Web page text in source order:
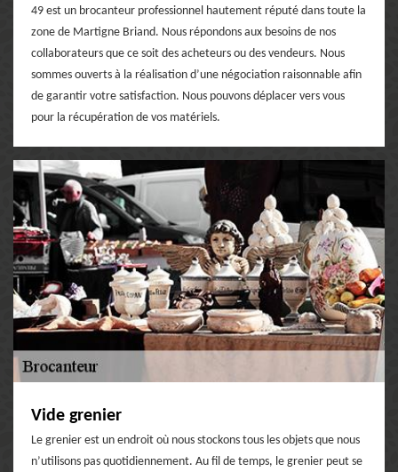
49 est un brocanteur professionnel hautement réputé dans toute la
zone de Martigne Briand. Nous répondons aux besoins de nos
collaborateurs que ce soit des acheteurs ou des vendeurs. Nous
sommes ouverts à la réalisation d’une négociation raisonnable afin
de garantir votre satisfaction. Nous pouvons déplacer vers vous
pour la récupération de vos matériels.
Vide grenier
Le grenier est un endroit où nous stockons tous les objets que nous
n’utilisons pas quotidiennement. Au fil de temps, le grenier peut se